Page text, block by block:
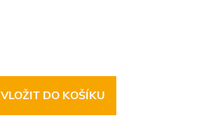
VLOŽIT DO KOŠÍKU